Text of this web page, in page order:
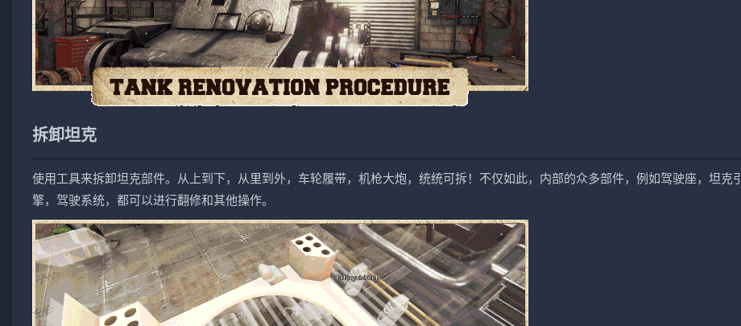
拆卸坦克
使用工具来拆卸坦克部件。从上到下，从里到外，车轮履带，机枪大炮，统统可拆！不仅如此，内部的众多部件，例如驾驶座，坦克引
擎，驾驶系统，都可以进行翻修和其他操作。